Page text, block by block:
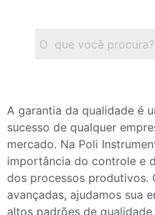
A garantia da qualidade é
sucesso de qualquer
mercado. Na Poli
importância do controle e
dos processos produtivos.
avançadas, ajudamos sua
altos padrões de